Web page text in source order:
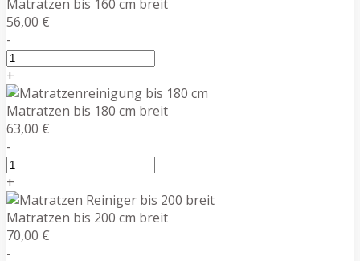
Matratzen bis 160 cm breit
56,00 €
-
+
Matratzen bis 180 cm breit
63,00 €
-
+
Matratzen bis 200 cm breit
70,00 €
-